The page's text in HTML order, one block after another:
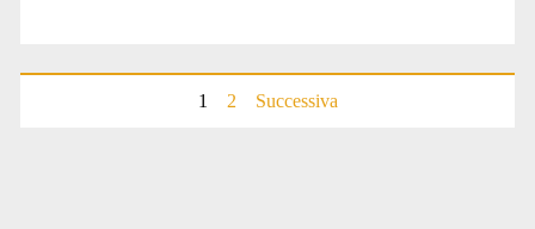
Paginazione
1 2 Successiva